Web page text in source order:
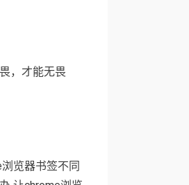
，才能无畏
览器书签不同